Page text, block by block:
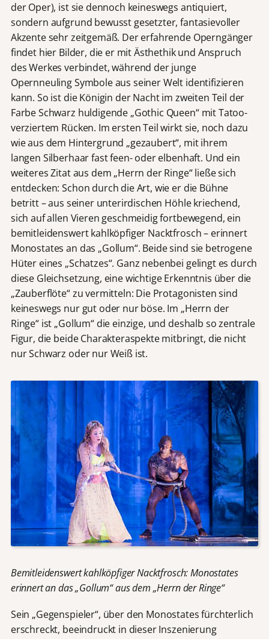
der Oper), ist sie dennoch keineswegs antiquiert,
sondern aufgrund bewusst gesetzter, fantasievoller
Akzente sehr zeitgemäß. Der erfahrende Operngänger
findet hier Bilder, die er mit Ästhethik und Anspruch
des Werkes verbindet, während der junge
Opernneuling Symbole aus seiner Welt identifizieren
kann. So ist die Königin der Nacht im zweiten Teil der
Farbe Schwarz huldigende „Gothic Queen“ mit Tatoo-
verziertem Rücken. Im ersten Teil wirkt sie, noch dazu
wie aus dem Hintergrund „gezaubert“, mit ihrem
langen Silberhaar fast feen- oder elbenhaft. Und ein
weiteres Zitat aus dem „Herrn der Ringe“ ließe sich
entdecken: Schon durch die Art, wie er die Bühne
betritt – aus seiner unterirdischen Höhle kriechend,
sich auf allen Vieren geschmeidig fortbewegend, ein
bemitleidenswert kahlköpfiger Nacktfrosch – erinnert
Monostates an das „Gollum“. Beide sind sie betrogene
Hüter eines „Schatzes“. Ganz nebenbei gelingt es durch
diese Gleichsetzung, eine wichtige Erkenntnis über die
„Zauberflöte“ zu vermitteln: Die Protagonisten sind
keineswegs nur gut oder nur böse. Im „Herrn der
Ringe“ ist „Gollum“ die einzige, und deshalb so zentrale
Figur, die beide Charakteraspekte mitbringt, die nicht
nur Schwarz oder nur Weiß ist.
Bemitleidenswert kahlköpfiger Nacktfrosch: Monostates
erinnert an das „Gollum“ aus dem „Herrn der Ringe“
Sein „Gegenspieler“, über den Monostates fürchterlich
erschreckt, beeindruckt in dieser Inszenierung